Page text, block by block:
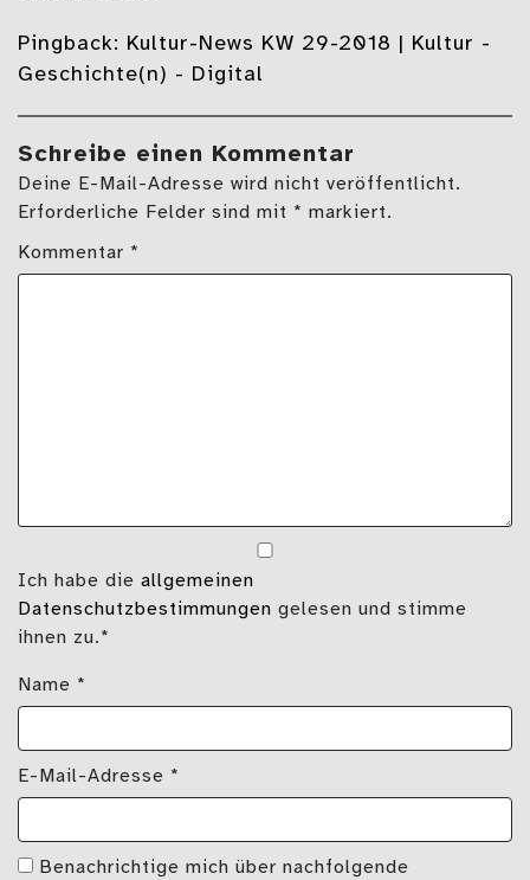
Pingback: Kultur-News KW 29-2018 | Kultur -
Geschichte(n) - Digital
Schreibe einen Kommentar
Deine E-Mail-Adresse wird nicht veröffentlicht.
Erforderliche Felder sind mit * markiert.
Kommentar *
Ich habe die allgemeinen
Datenschutzbestimmungen gelesen und stimme
ihnen zu.*
Name *
E-Mail-Adresse *
Benachrichtige mich über nachfolgende